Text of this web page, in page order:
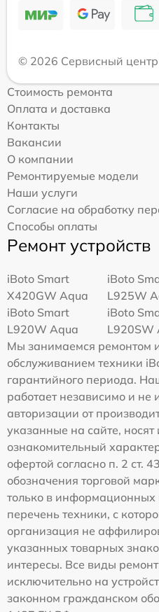
© 2026 Сервисный
Стоимость ремонта
Оплата и доставка
Контакты
Вакансии
О компании
Ремонтируемые модели
Наши услуги
Согласие на обработку
Способы оплаты
Ремонт устройств
iBoto Smart
Х420GW Aqua
iBoto
L925W
iBoto Smart
L920W Aqua
iBoto
L920SW
Мы занимаемся ремонтом
обслуживанием техники
гарантийного периода.
работает независимо и не
авторизации от
указанные на сайте,
ознакомительный
офертой согласно п. 2 ст.
обозначения торговой
только в информационных
перечень техники, с
организация не
указанных товарных
интересы. Все виды
исключительно на
законном гражданском